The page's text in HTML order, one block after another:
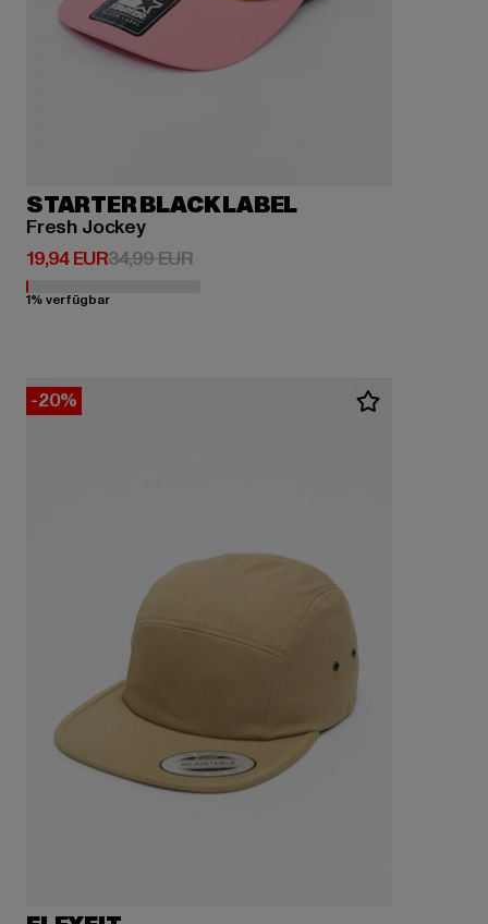
STARTER BLACK LABEL
Fresh Jockey
19,94 EUR
Derzeitiger Preis: 19,94 EUR
34,99 EURAktionspreis: 34,99 EUR
1% verfügbar
-20%